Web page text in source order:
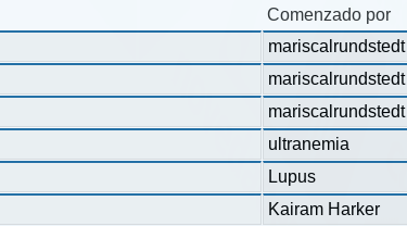
Comenzado por
mariscalrundstedt
mariscalrundstedt
mariscalrundstedt
ultranemia
Lupus
Kairam Harker